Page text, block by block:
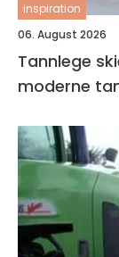
inspiration
06. August 2026
Tannlege skien slik finner du
moderne